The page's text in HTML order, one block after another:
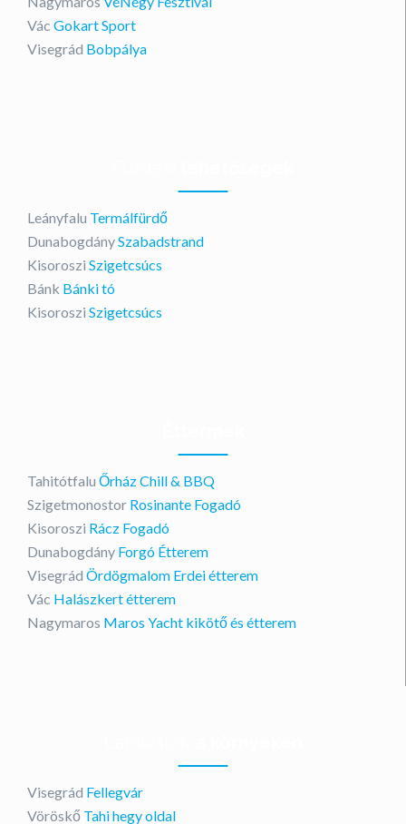
Vác Gokart Sport
Visegrád Bobpálya
Leányfalu Termálfürdő
DunabogdánySzabadstrand
Kisoroszi Szigetcsúcs
Bánk Bánki tó
Kisoroszi Szigetcsúcs
Tahitótfalu Őrház Chill & BBQ
Szigetmonostor Rosinante Fogadó
Kisoroszi Rácz Fogadó
Dunabogdány Forgó Étterem
Visegrád Ördögmalom Erdei étterem
Vác Halászkert étterem
Nagymaros Maros Yacht kikötő és étterem
Visegrád Fellegvár
Vöröskő Tahi hegy oldal